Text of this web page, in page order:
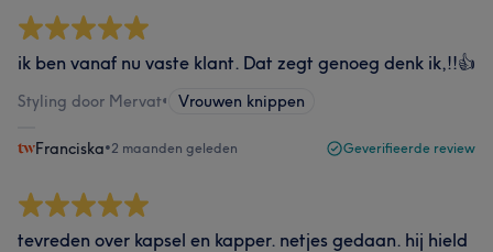
ik ben vanaf nu vaste klant. Dat zegt genoeg denk ik,!!👍
Styling door Mervat• Vrouwen knippen
Franciska•2 maanden geleden Geverifieerde review
tevreden over kapsel en kapper. netjes gedaan. hij hield